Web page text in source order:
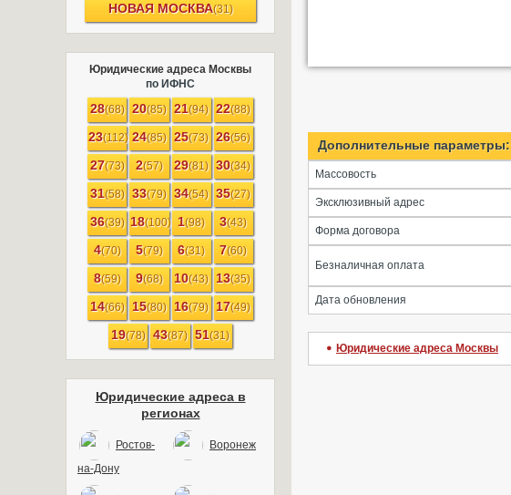
НОВАЯ МОСКВА(31)
Юридические адреса Москвы
по ИФНС
28(68) 20(85) 21(94) 22(88)
23(112) 24(85) 25(73) 26(56)
27(73) 2(57) 29(81) 30(34)
31(58) 33(79) 34(54) 35(27)
36(39) 18(100) 1(98) 3(43)
4(70) 5(79) 6(31) 7(60)
8(59) 9(68) 10(43) 13(35)
14(66) 15(80) 16(79) 17(49)
19(78) 43(87) 51(31)
Юридические адреса в
регионах
Ростов-
на-Дону
Воронеж
Дополнительные параметры:
Массовость
Эксклюзивный адрес
Форма договора
Безналичная оплата
Дата обновления
Юридические адреса Москвы